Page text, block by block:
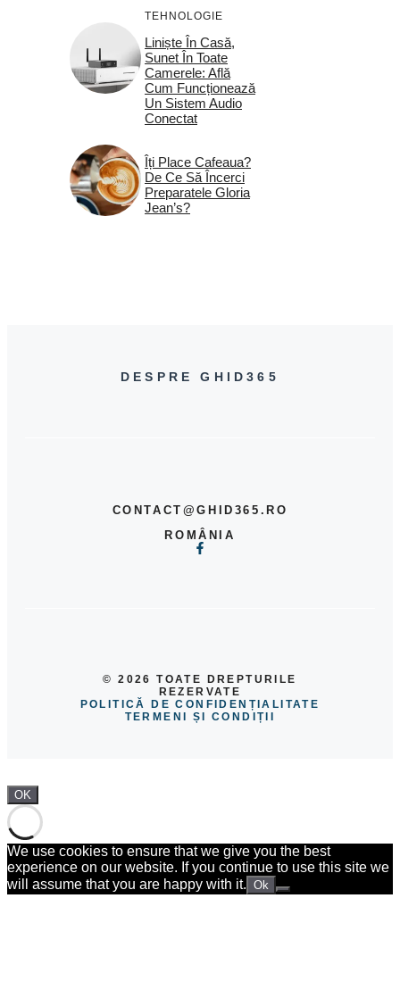
TEHNOLOGIE
Liniște În Casă,
Sunet În Toate
Camerele: Află
Cum Funcționează
Un Sistem Audio
Conectat
Îți Place Cafeaua?
De Ce Să Încerci
Preparatele Gloria
Jean’s?
DESPRE GHID365
CONTACT@GHID365.RO
ROMÂNIA
© 2026 TOATE DREPTURILE
REZERVATE
POLITICĂ DE CONFIDENȚIALITATE
TERMENI ȘI CONDIȚII
OK
We use cookies to ensure that we give you the best
experience on our website. If you continue to use this site we
will assume that you are happy with it. Ok